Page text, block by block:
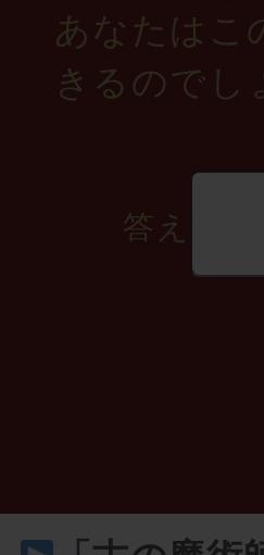
あなたはこ
きるのでし
答え